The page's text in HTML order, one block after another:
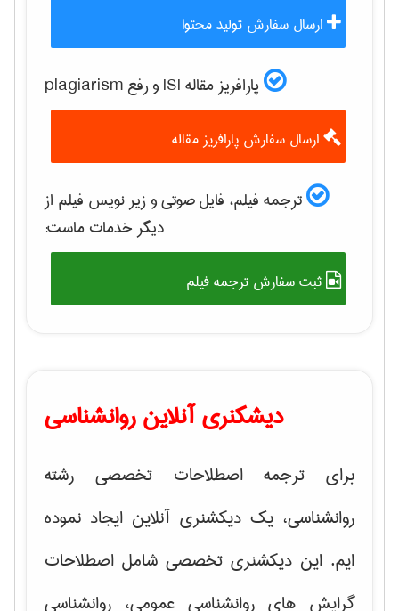
ارسال سفارش تولید محتوا
پارافریز مقاله ISI و رفع plagiarism
ارسال سفارش پارافریز مقاله
ترجمه فیلم، فایل صوتی و زیر نویس فیلم از
دیگر خدمات ماست:
ثبت سفارش ترجمه فیلم
دیشکنری آنلاین روانشناسی
برای ترجمه اصطلاحات تخصصی رشته
روانشناسی، یک دیکشنری آنلاین ایجاد نموده
ایم. این دیکشنری تخصصی شامل اصطلاحات
گرایش های روانشناسی عمومی، روانشناسی